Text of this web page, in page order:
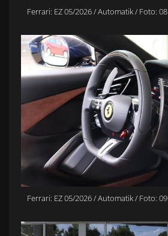
Ferrari: EZ 05/2026 / Automatik / Foto: 08
Ferrari: EZ 05/2026 / Automatik / Foto: 09